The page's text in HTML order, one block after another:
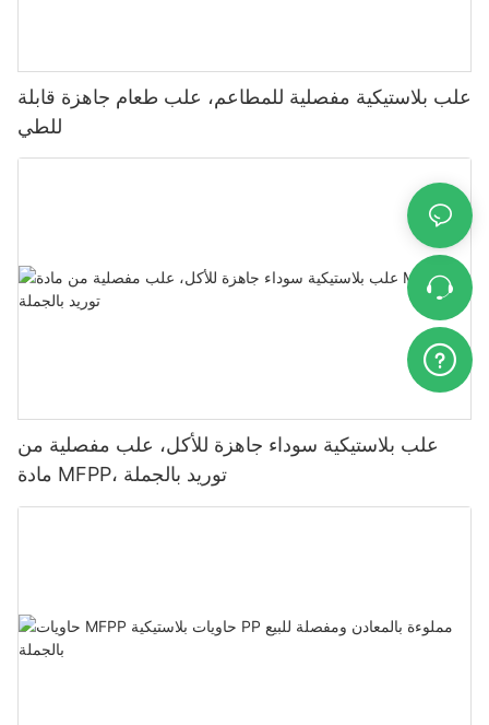
علب بلاستيكية مفصلية للمطاعم، علب طعام جاهزة قابلة
للطي
علب بلاستيكية سوداء جاهزة للأكل، علب مفصلية من
مادة MFPP، توريد بالجملة